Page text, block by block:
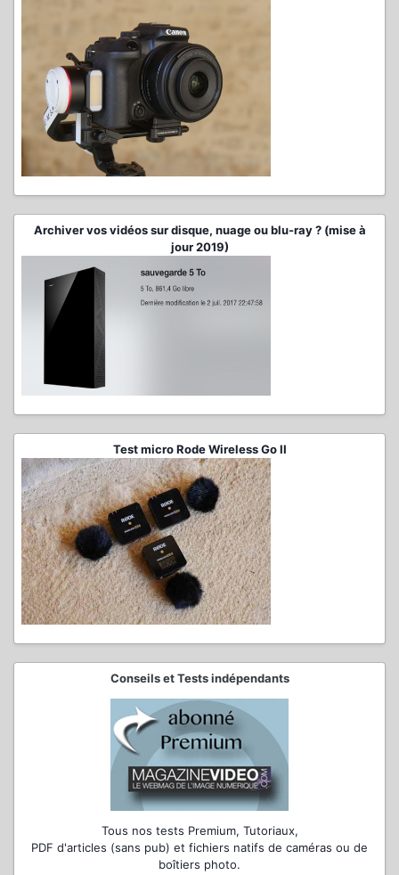
Archiver vos vidéos sur disque, nuage ou blu-ray ? (mise à
jour 2019)
Test micro Rode Wireless Go II
Conseils et Tests indépendants
Tous nos tests Premium, Tutoriaux,
PDF d'articles (sans pub) et fichiers natifs de caméras ou de
boîtiers photo.